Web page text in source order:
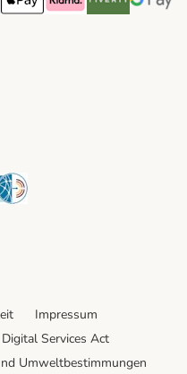
Method
Method
Method
Apple Pay Payment Method
Klarna Payment Method
Riverty Payment
Google
Security
Impressum
Digital Services Act
Umweltbestimmungen